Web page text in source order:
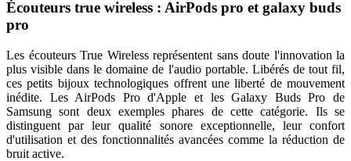
Écouteurs true wireless : AirPods pro et galaxy buds
pro
Les écouteurs True Wireless représentent sans doute l'innovation la
plus visible dans le domaine de l'audio portable. Libérés de tout fil,
ces petits bijoux technologiques offrent une liberté de mouvement
inédite. Les AirPods Pro d'Apple et les Galaxy Buds Pro de
Samsung sont deux exemples phares de cette catégorie. Ils se
distinguent par leur qualité sonore exceptionnelle, leur confort
d'utilisation et des fonctionnalités avancées comme la réduction de
bruit active.